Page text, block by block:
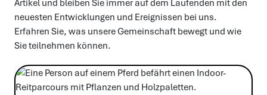
neuesten Aktivitäten
Auf unserer Webseite finden Sie aktuelle Informationen
über Arbeitseinsätze, Veranstaltungen sowie das
Artikel und bleiben Sie immer auf dem Laufenden mit den
neuesten Entwicklungen und Ereignissen bei uns.